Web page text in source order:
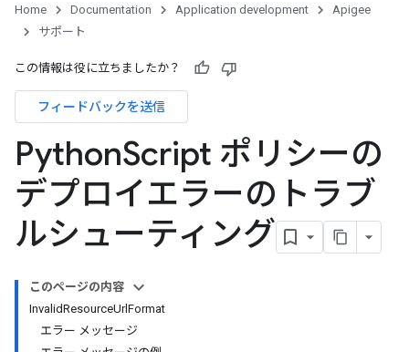
Home Documentation Application development
Apigee
サポート
この情報は役に立ちましたか？
フィードバックを送信
PythonScript ポリシーの
デプロイエラーのトラブ
ルシューティング
このページの内容
InvalidResourceUrlFormat
エラー メッセージ